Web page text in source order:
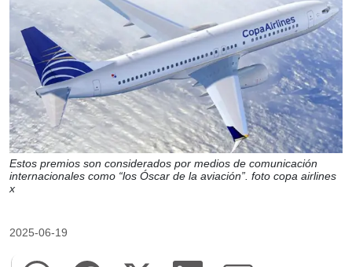
Estos premios son considerados por medios de comunicación
internacionales como “los Óscar de la aviación”. foto copa airlines
x
2025-06-19